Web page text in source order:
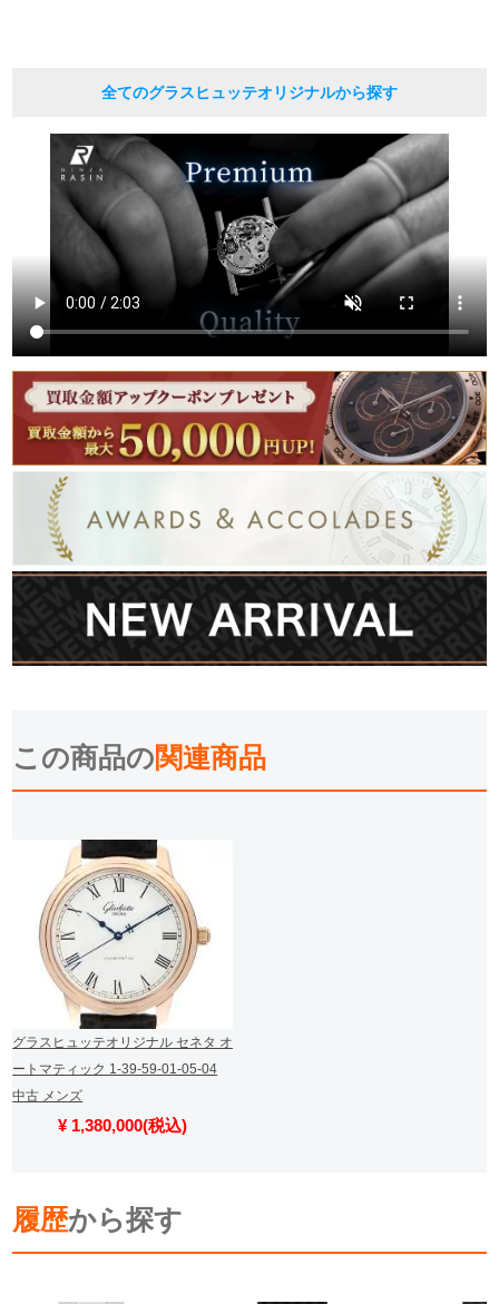
全てのグラスヒュッテオリジナルから探す
この商品の関連商品
グラスヒュッテオリジナル セネタ オ
ートマティック 1-39-59-01-05-04
中古 メンズ
¥ 1,380,000(税込)
履歴から探す